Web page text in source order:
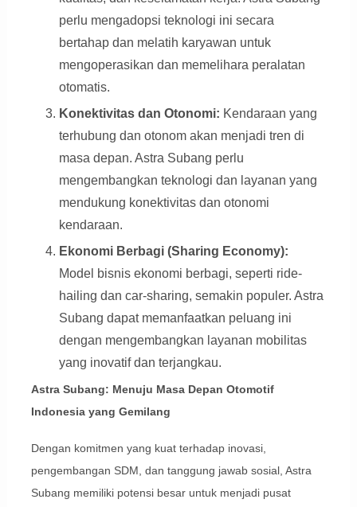
perlu mengadopsi teknologi ini secara
bertahap dan melatih karyawan untuk
mengoperasikan dan memelihara peralatan
otomatis.
Konektivitas dan Otonomi: Kendaraan yang
terhubung dan otonom akan menjadi tren di
masa depan. Astra Subang perlu
mengembangkan teknologi dan layanan yang
mendukung konektivitas dan otonomi
kendaraan.
Ekonomi Berbagi (Sharing Economy):
Model bisnis ekonomi berbagi, seperti ride-
hailing dan car-sharing, semakin populer. Astra
Subang dapat memanfaatkan peluang ini
dengan mengembangkan layanan mobilitas
yang inovatif dan terjangkau.
Astra Subang: Menuju Masa Depan Otomotif
Indonesia yang Gemilang
Dengan komitmen yang kuat terhadap inovasi,
pengembangan SDM, dan tanggung jawab sosial, Astra
Subang memiliki potensi besar untuk menjadi pusat